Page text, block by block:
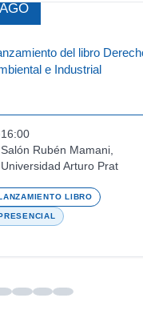
AGO
del libro
e Industrial
16:00
Salón Rubén Mamani,
Universidad Arturo Prat
LIBRO